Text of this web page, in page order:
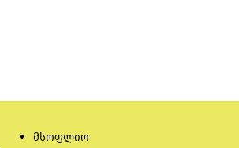
მსოფლიო